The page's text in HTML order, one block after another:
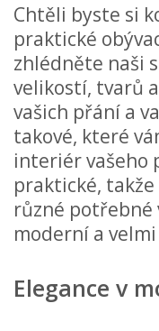
Chtěli byste si
praktické
zhlédněte naši
velikostí, tvarů
vašich přání a
takové, které
interiér vašeho
praktické,
různé potřebné
moderní a
Elegance v